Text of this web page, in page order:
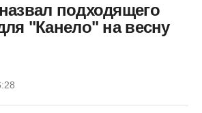
подходящего
"Канело" на весну